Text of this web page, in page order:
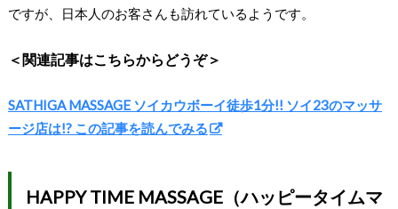
ですが、日本人のお客さんも訪れているようです。
＜関連記事はこちらからどうぞ＞
SATHIGA MASSAGE ソイカウボーイ徒歩1分!! ソイ23のマッサ
ージ店は!? この記事を読んでみる
HAPPY TIME MASSAGE（ハッピータイムマ